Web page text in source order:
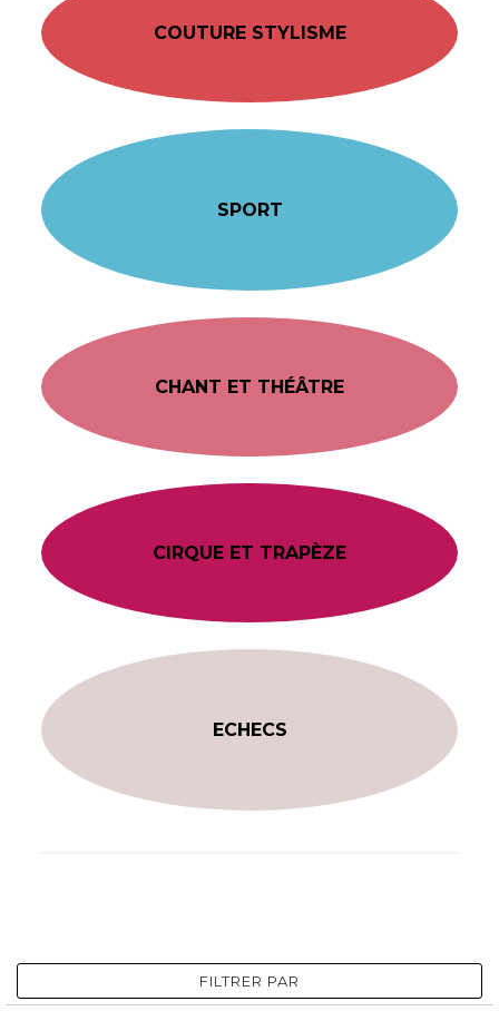
COUTURE STYLISME
SPORT
CHANT ET THÉÂTRE
CIRQUE ET TRAPÈZE
ECHECS
FILTRER PAR